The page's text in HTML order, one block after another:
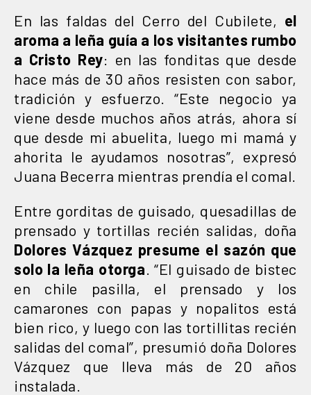
En las faldas del Cerro del Cubilete, el
aroma a leña guía a los visitantes rumbo
a Cristo Rey: en las fonditas que desde
hace más de 30 años resisten con sabor,
tradición y esfuerzo. “Este negocio ya
viene desde muchos años atrás, ahora sí
que desde mi abuelita, luego mi mamá y
ahorita le ayudamos nosotras”, expresó
Juana Becerra mientras prendía el comal.
Entre gorditas de guisado, quesadillas de
prensado y tortillas recién salidas, doña
Dolores Vázquez presume el sazón que
solo la leña otorga . “El guisado de bistec
en chile pasilla, el prensado y los
camarones con papas y nopalitos está
bien rico, y luego con las tortillitas recién
salidas del comal”, presumió doña Dolores
Vázquez que lleva más de 20 años
instalada.